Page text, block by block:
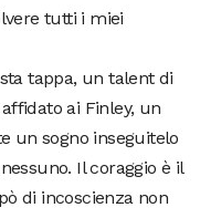
tutti i miei
tappa, un talent di
ai Finley, un
un sogno inseguitelo
Il coraggio è il
di incoscienza non